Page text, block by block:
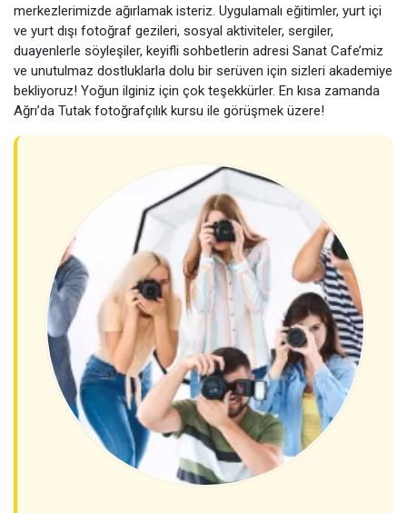
merkezlerimizde ağırlamak isteriz. Uygulamalı eğitimler, yurt içi
ve yurt dışı fotoğraf gezileri, sosyal aktiviteler, sergiler,
duayenlerle söyleşiler, keyifli sohbetlerin adresi Sanat Cafe’miz
ve unutulmaz dostluklarla dolu bir serüven için sizleri akademiye
bekliyoruz! Yoğun ilginiz için çok teşekkürler. En kısa zamanda
Ağrı’da Tutak fotoğrafçılık kursu ile görüşmek üzere!